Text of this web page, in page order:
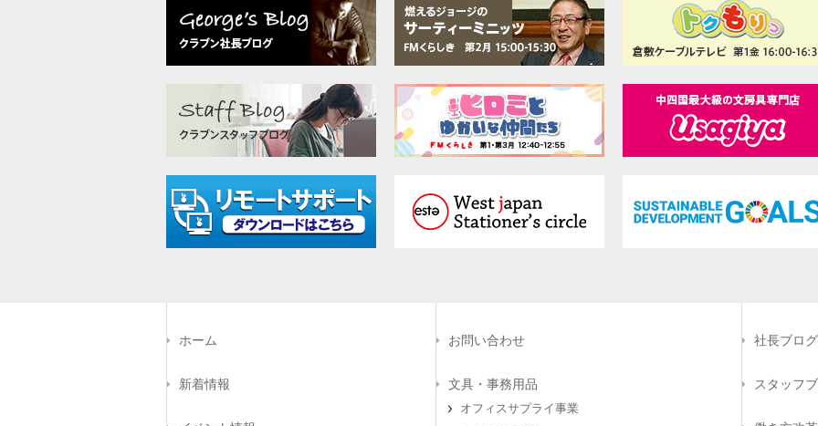
ホーム
新着情報
お問い合わせ
文具・事務用品
オフィスサプライ事業
社長ブログ
スタッフ